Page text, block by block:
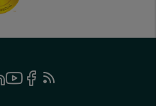
Youtube
Este
enlace
Facebook
Este
enlace
Feed
Este